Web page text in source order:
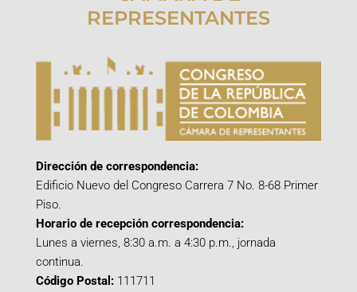
REPRESENTANTES
Dirección de correspondencia:
Edificio Nuevo del Congreso Carrera 7 No. 8-68 Primer
Piso.
Horario de recepción correspondencia:
Lunes a viernes, 8:30 a.m. a 4:30 p.m., jornada
continua.
Código Postal: 111711